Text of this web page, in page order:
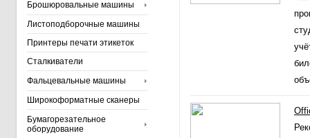
Брошюровальные машины
Листоподборочные машины
Принтеры печати этикеток
Сталкиватели
Фальцевальные машины
Широкоформатные сканеры
Бумагорезательное
оборудование